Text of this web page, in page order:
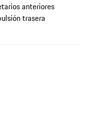
anteriores
trasera